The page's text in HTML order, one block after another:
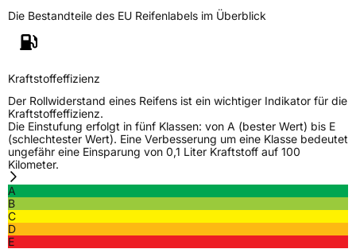
Schlauchtyp
ZustandNeureifen
VerstärktXL
EU Label
Die Bestandteile des EU Reifenlabels im Überblick
Kraftstoffeffizienz
Der Rollwiderstand eines Reifens ist ein wichtiger Indikator für die
Kraftstoffeffizienz.
Die Einstufung erfolgt in fünf Klassen: von A (bester Wert) bis E
(schlechtester Wert). Eine Verbesserung um eine Klasse bedeutet
ungefähr eine Einsparung von 0,1 Liter Kraftstoff auf 100
Kilometer.
A
B
C
D
E